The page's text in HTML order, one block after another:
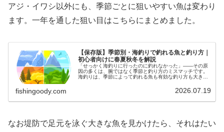
アジ・イワシ以外にも、季節ごとに狙いやすい魚は変わり
ます。一年を通した狙い目はこちらにまとめました。
【保存版】季節別・海釣りで釣れる魚と釣り方｜
初心者向けに春夏秋冬を解説
「せっかく海釣りに行ったのに釣れなかった」——その原
因の多くは、腕ではなく季節と釣り方のミスマッチです。
海釣りは、季節によって釣れる魚も有効な釣り方も大きく
fishingoody.com 2026.07.19
なお堤防で足元を泳ぐ大きな魚を見かけたら、それはたい